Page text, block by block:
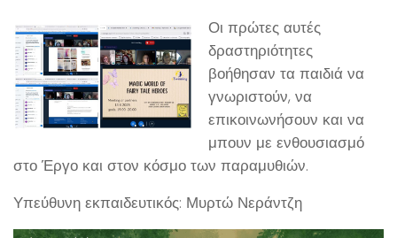
Οι πρώτες αυτές
δραστηριότητες
βοήθησαν τα παιδιά να
γνωριστούν, να
επικοινωνήσουν και να
μπουν με ενθουσιασμό
στο Έργο και στον κόσμο των παραμυθιών.
Υπεύθυνη εκπαιδευτικός: Μυρτώ Νεράντζη